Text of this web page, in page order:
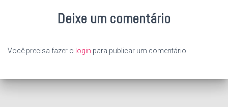
Deixe um comentário
Você precisa fazer o login para publicar um comentário.